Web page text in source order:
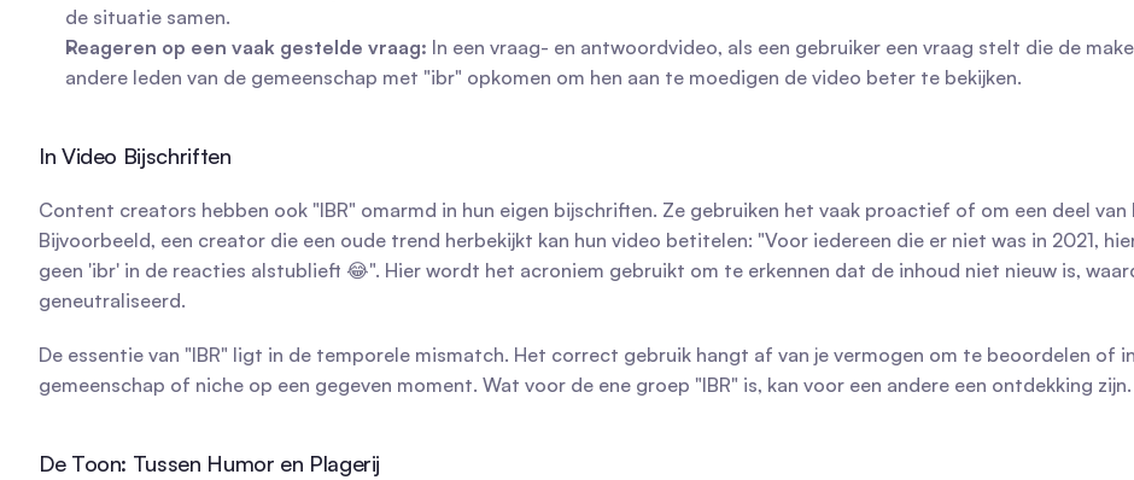
de situatie samen.
Reageren op een vaak gestelde vraag: In een vraag- en antwoordvideo, als een gebruiker een vraag stelt die de
andere leden van de gemeenschap met "ibr" opkomen om hen aan te moedigen de video beter te bekijken.
In Video Bijschriften
Content creators hebben ook "IBR" omarmd in hun eigen bijschriften. Ze gebruiken het vaak proactief of om een deel
Bijvoorbeeld, een creator die een oude trend herbekijkt kan hun video betitelen: "Voor iedereen die er niet was in 2021,
geen 'ibr' in de reacties alstublieft 😂". Hier wordt het acroniem gebruikt om te erkennen dat de inhoud niet nieuw is,
geneutraliseerd.
De essentie van "IBR" ligt in de temporele mismatch. Het correct gebruik hangt af van je vermogen om te beoordelen of
gemeenschap of niche op een gegeven moment. Wat voor de ene groep "IBR" is, kan voor een andere een ontdekking zijn.
De Toon: Tussen Humor en Plagerij